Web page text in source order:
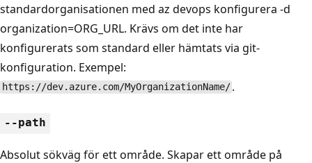
standardorganisationen med az devops konfigurera -d
organization=ORG_URL. Krävs om det inte har
konfigurerats som standard eller hämtats via git-
konfiguration. Exempel:
https://dev.azure.com/MyOrganizationName/ .
--path
Absolut sökväg för ett område. Skapar ett område på